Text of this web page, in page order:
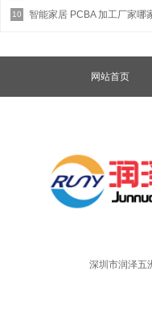
10
网站首页
深圳市润泽五